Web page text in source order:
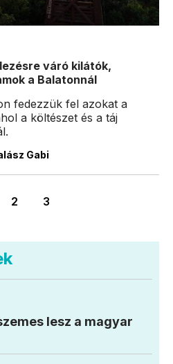
váró kilátók,
a Balatonnál
fedezzük fel azokat a
a költészet és a táj
Gabi
2 3
lesz a magyar